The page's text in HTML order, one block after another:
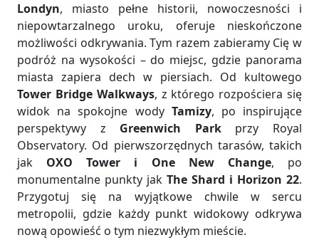
Londyn, miasto pełne historii, nowoczesności i
niepowtarzalnego uroku, oferuje nieskończone
możliwości odkrywania. Tym razem zabieramy Cię w
podróż na wysokości – do miejsc, gdzie panorama
miasta zapiera dech w piersiach. Od kultowego
Tower Bridge Walkways, z którego rozpościera się
widok na spokojne wody Tamizy, po inspirujące
perspektywy z Greenwich Parkprzy Royal
Observatory. Od pierwszorzędnych tarasów, takich
jak OXO Tower i One New Change, po
monumentalne punkty jak The Shard i Horizon 22.
Przygotuj się na wyjątkowe chwile w sercu
metropolii, gdzie każdy punkt widokowy odkrywa
nową opowieść o tym niezwykłym mieście.